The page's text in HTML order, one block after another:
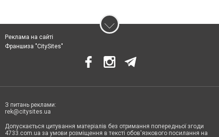
Реклама на сайті
Франшиза "CitySites"
З питань реклами:
rek@citysites.ua
Допускається цитування матеріалів без отримання попередньої згоди
4733.com.ua за умови розміщення в тексті обов'язкового посилання на